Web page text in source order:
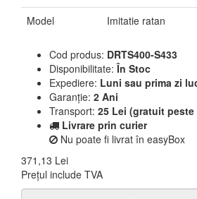
Model
Imitatie ratan
Cod produs: DRTS400-S433
Disponibilitate: În Stoc
Expediere: Luni sau prima zi
Garanție: 2 Ani
Transport: 25 Lei (gratuit peste
Livrare prin curier
Nu poate fi livrat în easyBox
371,13 Lei
Prețul include TVA